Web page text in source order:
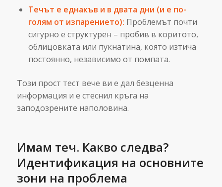
Течът е еднакъв и в двата дни (и е по-
голям от изпарението): Проблемът почти
сигурно е структурен – пробив в коритото,
облицовката или пукнатина, която изтича
постоянно, независимо от помпата.
Този прост тест вече ви е дал безценна
информация и е стеснил кръга на
заподозрените наполовина.
Имам теч. Какво следва?
Идентификация на основните
зони на проблема